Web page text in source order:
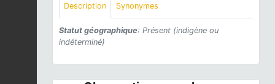
Description Synonymes
Statut géographique: Présent (indigène ou
indéterminé)